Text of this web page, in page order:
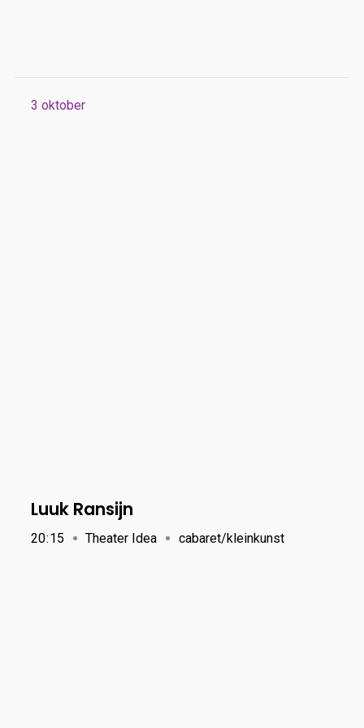
3 oktober
Luuk Ransijn
20:15 Theater Idea cabaret/kleinkunst